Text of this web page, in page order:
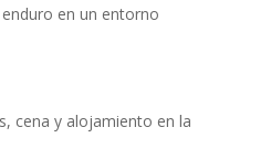
en un entorno
cena y alojamiento en la